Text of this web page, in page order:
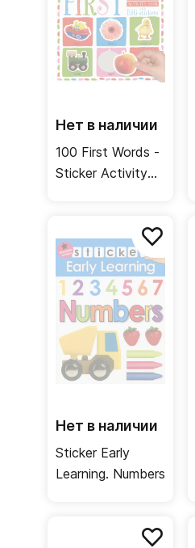
Нет в наличии
100 First Words -
Sticker Activity
Нет в наличии
Sticker Early
Learning. Numbers